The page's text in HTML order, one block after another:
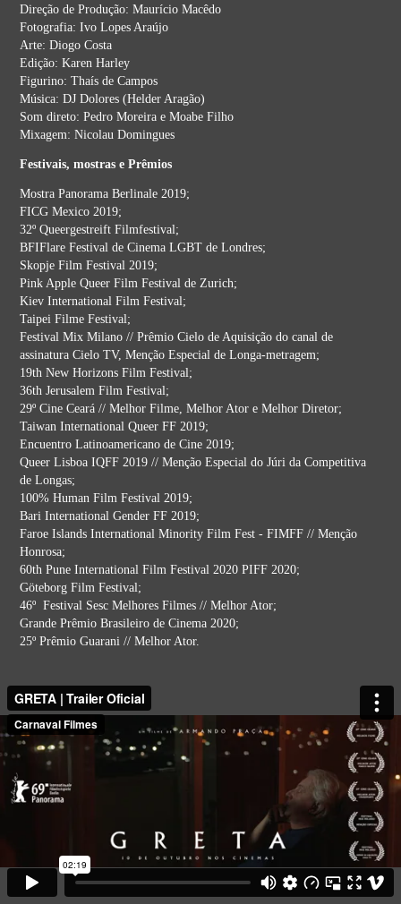
Direção de Produção: Maurício Macêdo
Fotografia: Ivo Lopes Araújo
Arte: Diogo Costa
Edição: Karen Harley
Figurino: Thaís de Campos
Música: DJ Dolores (Helder Aragão)
Som direto: Pedro Moreira e Moabe Filho
Mixagem: Nicolau Domingues
Festivais, mostras e Prêmios
Mostra Panorama Berlinale 2019;
FICG Mexico 2019;
32º Queergestreift Filmfestival;
BFIFlare Festival de Cinema LGBT de Londres;
Skopje Film Festival 2019;
Pink Apple Queer Film Festival de Zurich;
Kiev International Film Festival;
Taipei Filme Festival;
Festival Mix Milano // Prêmio Cielo de Aquisição do canal de
assinatura Cielo TV, Menção Especial de Longa-metragem;
19th New Horizons Film Festival;
36th Jerusalem Film Festival;
29º Cine Ceará // Melhor Filme, Melhor Ator e Melhor Diretor;
Taiwan International Queer FF 2019;
Encuentro Latinoamericano de Cine 2019;
Queer Lisboa IQFF 2019 // Menção Especial do Júri da Competitiva
de Longas;
100% Human Film Festival 2019;
Bari International Gender FF 2019;
Faroe Islands International Minority Film Fest - FIMFF // Menção
Honrosa;
60th Pune International Film Festival 2020 PIFF 2020;
Göteborg Film Festival;
46º Festival Sesc Melhores Filmes // Melhor Ator;
Grande Prêmio Brasileiro de Cinema 2020;
25º Prêmio Guarani// Melhor Ator.